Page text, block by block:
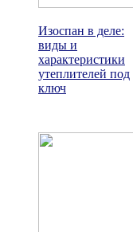
Изоспан в деле:
виды и
характеристики
утеплителей под
ключ